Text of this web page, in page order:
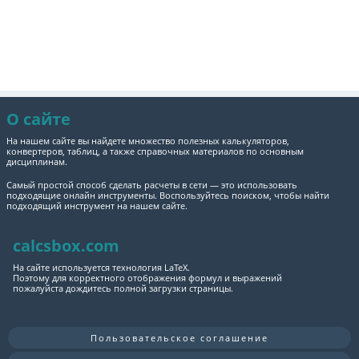
О сайте
На нашем сайте вы найдете множество полезных калькуляторов,
конвертеров, таблиц, а также справочных материалов по основным
дисциплинам.
Самый простой способ сделать расчеты в сети — это использовать
подходящие онлайн инструменты. Воспользуйтесь поиском, чтобы найти
подходящий инструмент на нашем сайте.
calcsbox.com
На сайте используется технология LaTeX.
Поэтому для корректного отображения формул и выражений
пожалуйста дождитесь полной загрузки страницы.
Пользовательское соглашение